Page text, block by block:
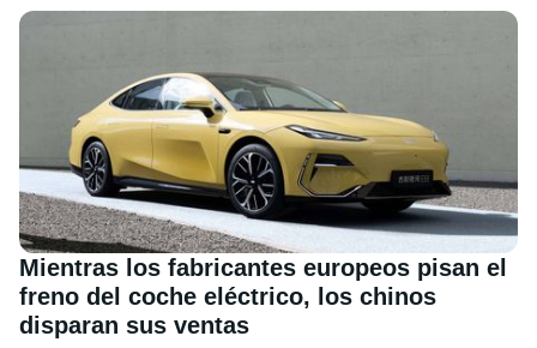
Mientras los fabricantes europeos pisan el
freno del coche eléctrico, los chinos
disparan sus ventas